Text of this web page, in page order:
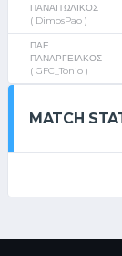
ΠΑΝΑΙΤΩΛΙΚΟΣ
( DimosPao )
ΠΑΕ
ΠΑΝΑΡΓΕΙΑΚΟΣ
( GFC_Tonio )
MATCH